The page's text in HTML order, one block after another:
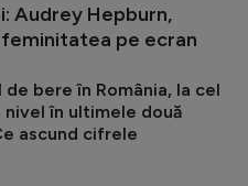
Audrey Hepburn,
pe ecran
de bere în România, la cel
nivel în ultimele două
ascund cifrele